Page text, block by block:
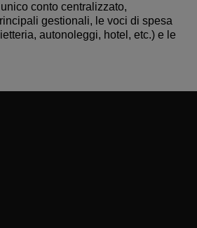
conto centralizzato,
gestionali, le voci di spesa
autonoleggi, hotel, etc.) e le